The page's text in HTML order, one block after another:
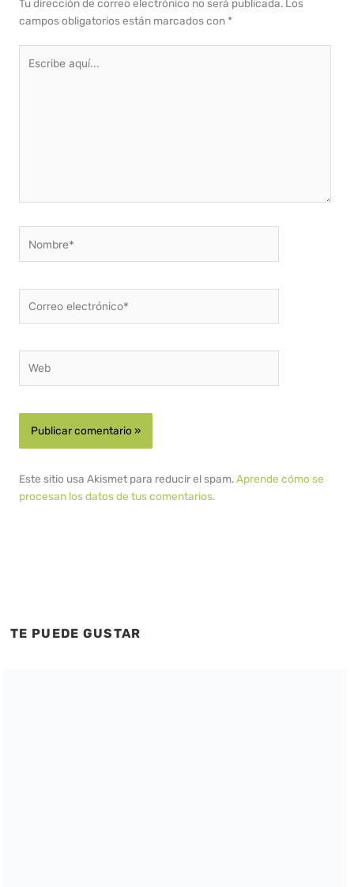
Tu dirección de correo electrónico no será publicada. Los
campos obligatorios están marcados con *
aquí...
electrónico*
Este sitio usa Akismet para reducir el spam.Aprende cómo se
procesan los datos de tus comentarios.
TE PUEDE GUSTAR